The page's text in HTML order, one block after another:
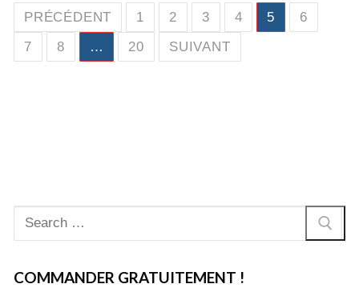
Pagination
des
publications
PRÉCÉDENT 1 2 3 4 5
6
7
8 … 20 SUIVANT
Rechercher
:
COMMANDER GRATUITEMENT !